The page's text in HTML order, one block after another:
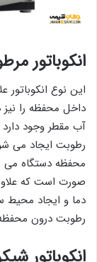
انکوباتور
این نوع انکوباتور
داخل محفظه را
آب مقطر وجود
رطوبت ایجاد می
محفظه دستگاه می
صورت است که
دما و ایجاد محیط
رطوبت درون